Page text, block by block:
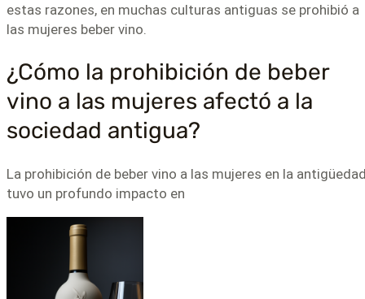
estas razones, en muchas culturas antiguas se prohibió a
las mujeres beber vino.
¿Cómo la prohibición de beber
vino a las mujeres afectó a la
sociedad antigua?
La prohibición de beber vino a las mujeres en la
tuvo un profundo impacto en